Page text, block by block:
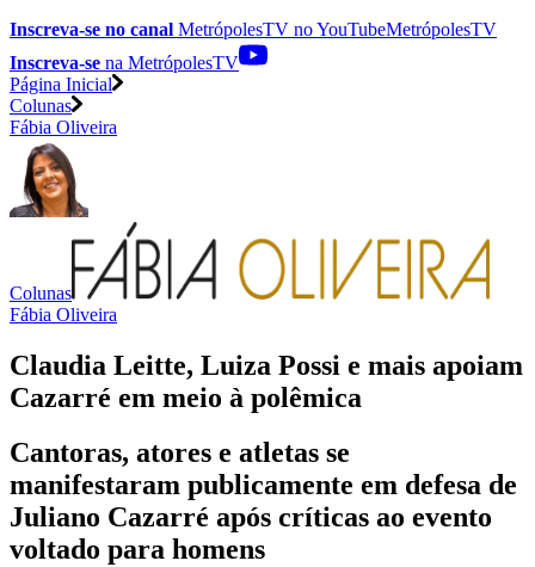
Inscreva-se no canal MetrópolesTV noYouTubeMetrópolesTV
Inscreva-se na MetrópolesTV
Página Inicial
Colunas
Fábia Oliveira
Colunas
Fábia Oliveira
Claudia Leitte, Luiza Possi e mais apoiam
Cazarré em meio à polêmica
Cantoras, atores e atletas se
manifestaram publicamente em defesa de
Juliano Cazarré após críticas ao evento
voltado para homens